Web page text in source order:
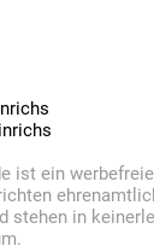
ist ein
stehen in